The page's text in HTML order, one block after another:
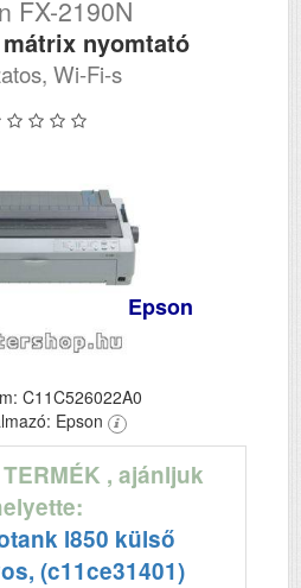
FX-2190N
nyomtató
Wi-Fi-s
Epson
C11C526022A0
Epson
, ajánljuk
l850 külső
(c11ce31401)